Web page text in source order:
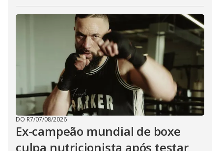
DO R7/07/08/2026
Ex-campeão mundial de boxe
culpa nutricionista após testar